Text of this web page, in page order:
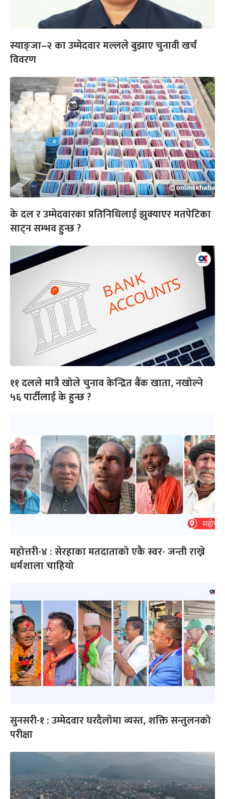
स्याङ्जा–२ का उम्मेदवार मल्लले बुझाए चुनावी खर्च
विवरण
के दल र उम्मेदवारका प्रतिनिधिलाई झुक्याएर मतपेटिका
साट्न सम्भव हुन्छ ?
११ दलले मात्रै खोले चुनाव केन्द्रित बैंक खाता, नखोल्ने
५६ पार्टीलाई के हुन्छ ?
महोत्तरी-४ : सेरहाका मतदाताको एकै स्वर- जन्ती राख्ने
धर्मशाला चाहियो
सुनसरी-१ : उम्मेदवार घरदैलोमा व्यस्त, शक्ति सन्तुलनको
परीक्षा